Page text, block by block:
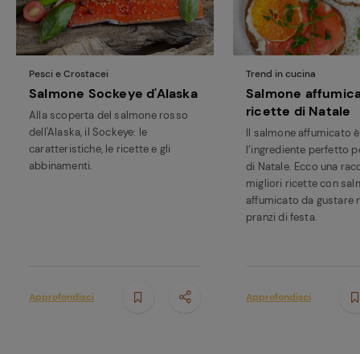
Pesci e Crostacei
Salmone Sockeye d'Alaska
Alla scoperta del salmone rosso
dell'Alaska, il Sockeye: le
caratteristiche, le ricette e gli
abbinamenti.
Approfondisci
Trend in cucina
Salmone
ricette di Natale
Il salmone affumicato è
l’ingrediente perfetto
di Natale. Ecco una
migliori ricette con
affumicato da gustare
pranzi di festa.
Approfondisci